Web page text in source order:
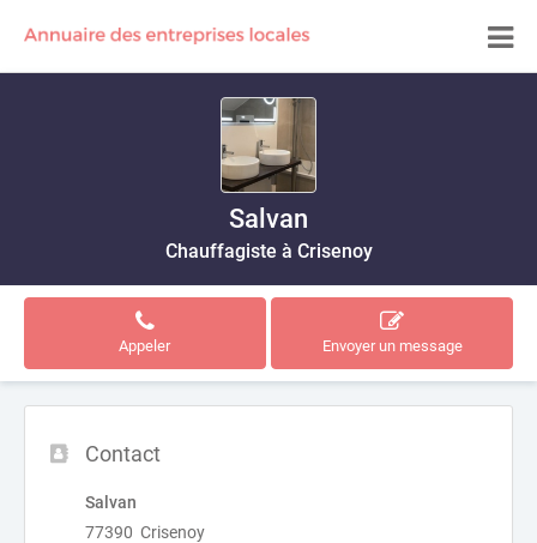
Salvan
Chauffagiste à Crisenoy
Appeler Envoyer un message
Contact
Salvan
77390 Crisenoy